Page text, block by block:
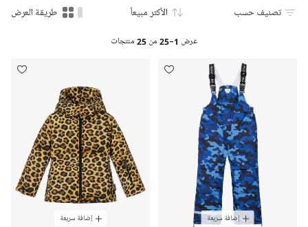
تصنيف حسب الأكثر مبيعاً طريقة العرض
عرض 1-25 من 25 منتجات
إضافة سريعة إضافة سريعة